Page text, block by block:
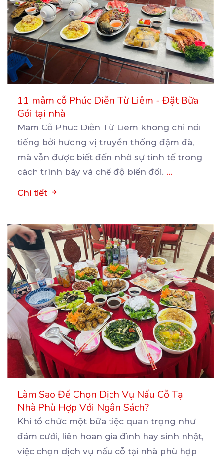
11 mâm cỗ Phúc Diễn Từ Liêm - Đặt Bữa
Gói tại nhà
Mâm Cỗ Phúc Diễn Từ Liêm không chỉ nổi
tiếng bởi hương vị truyền thống đậm đà,
mà vẫn được biết đến nhờ sự tinh tế trong
cách trình bày và chế độ biến đổi. ...
Chi tiết
Làm Sao Để Chọn Dịch Vụ Nấu Cỗ Tại
Nhà Phù Hợp Với Ngân Sách?
Khi tổ chức một bữa tiệc quan trọng như
đám cưới, liên hoan gia đình hay sinh nhật,
việc chọn dịch vụ nấu cỗ tại nhà phù hợp